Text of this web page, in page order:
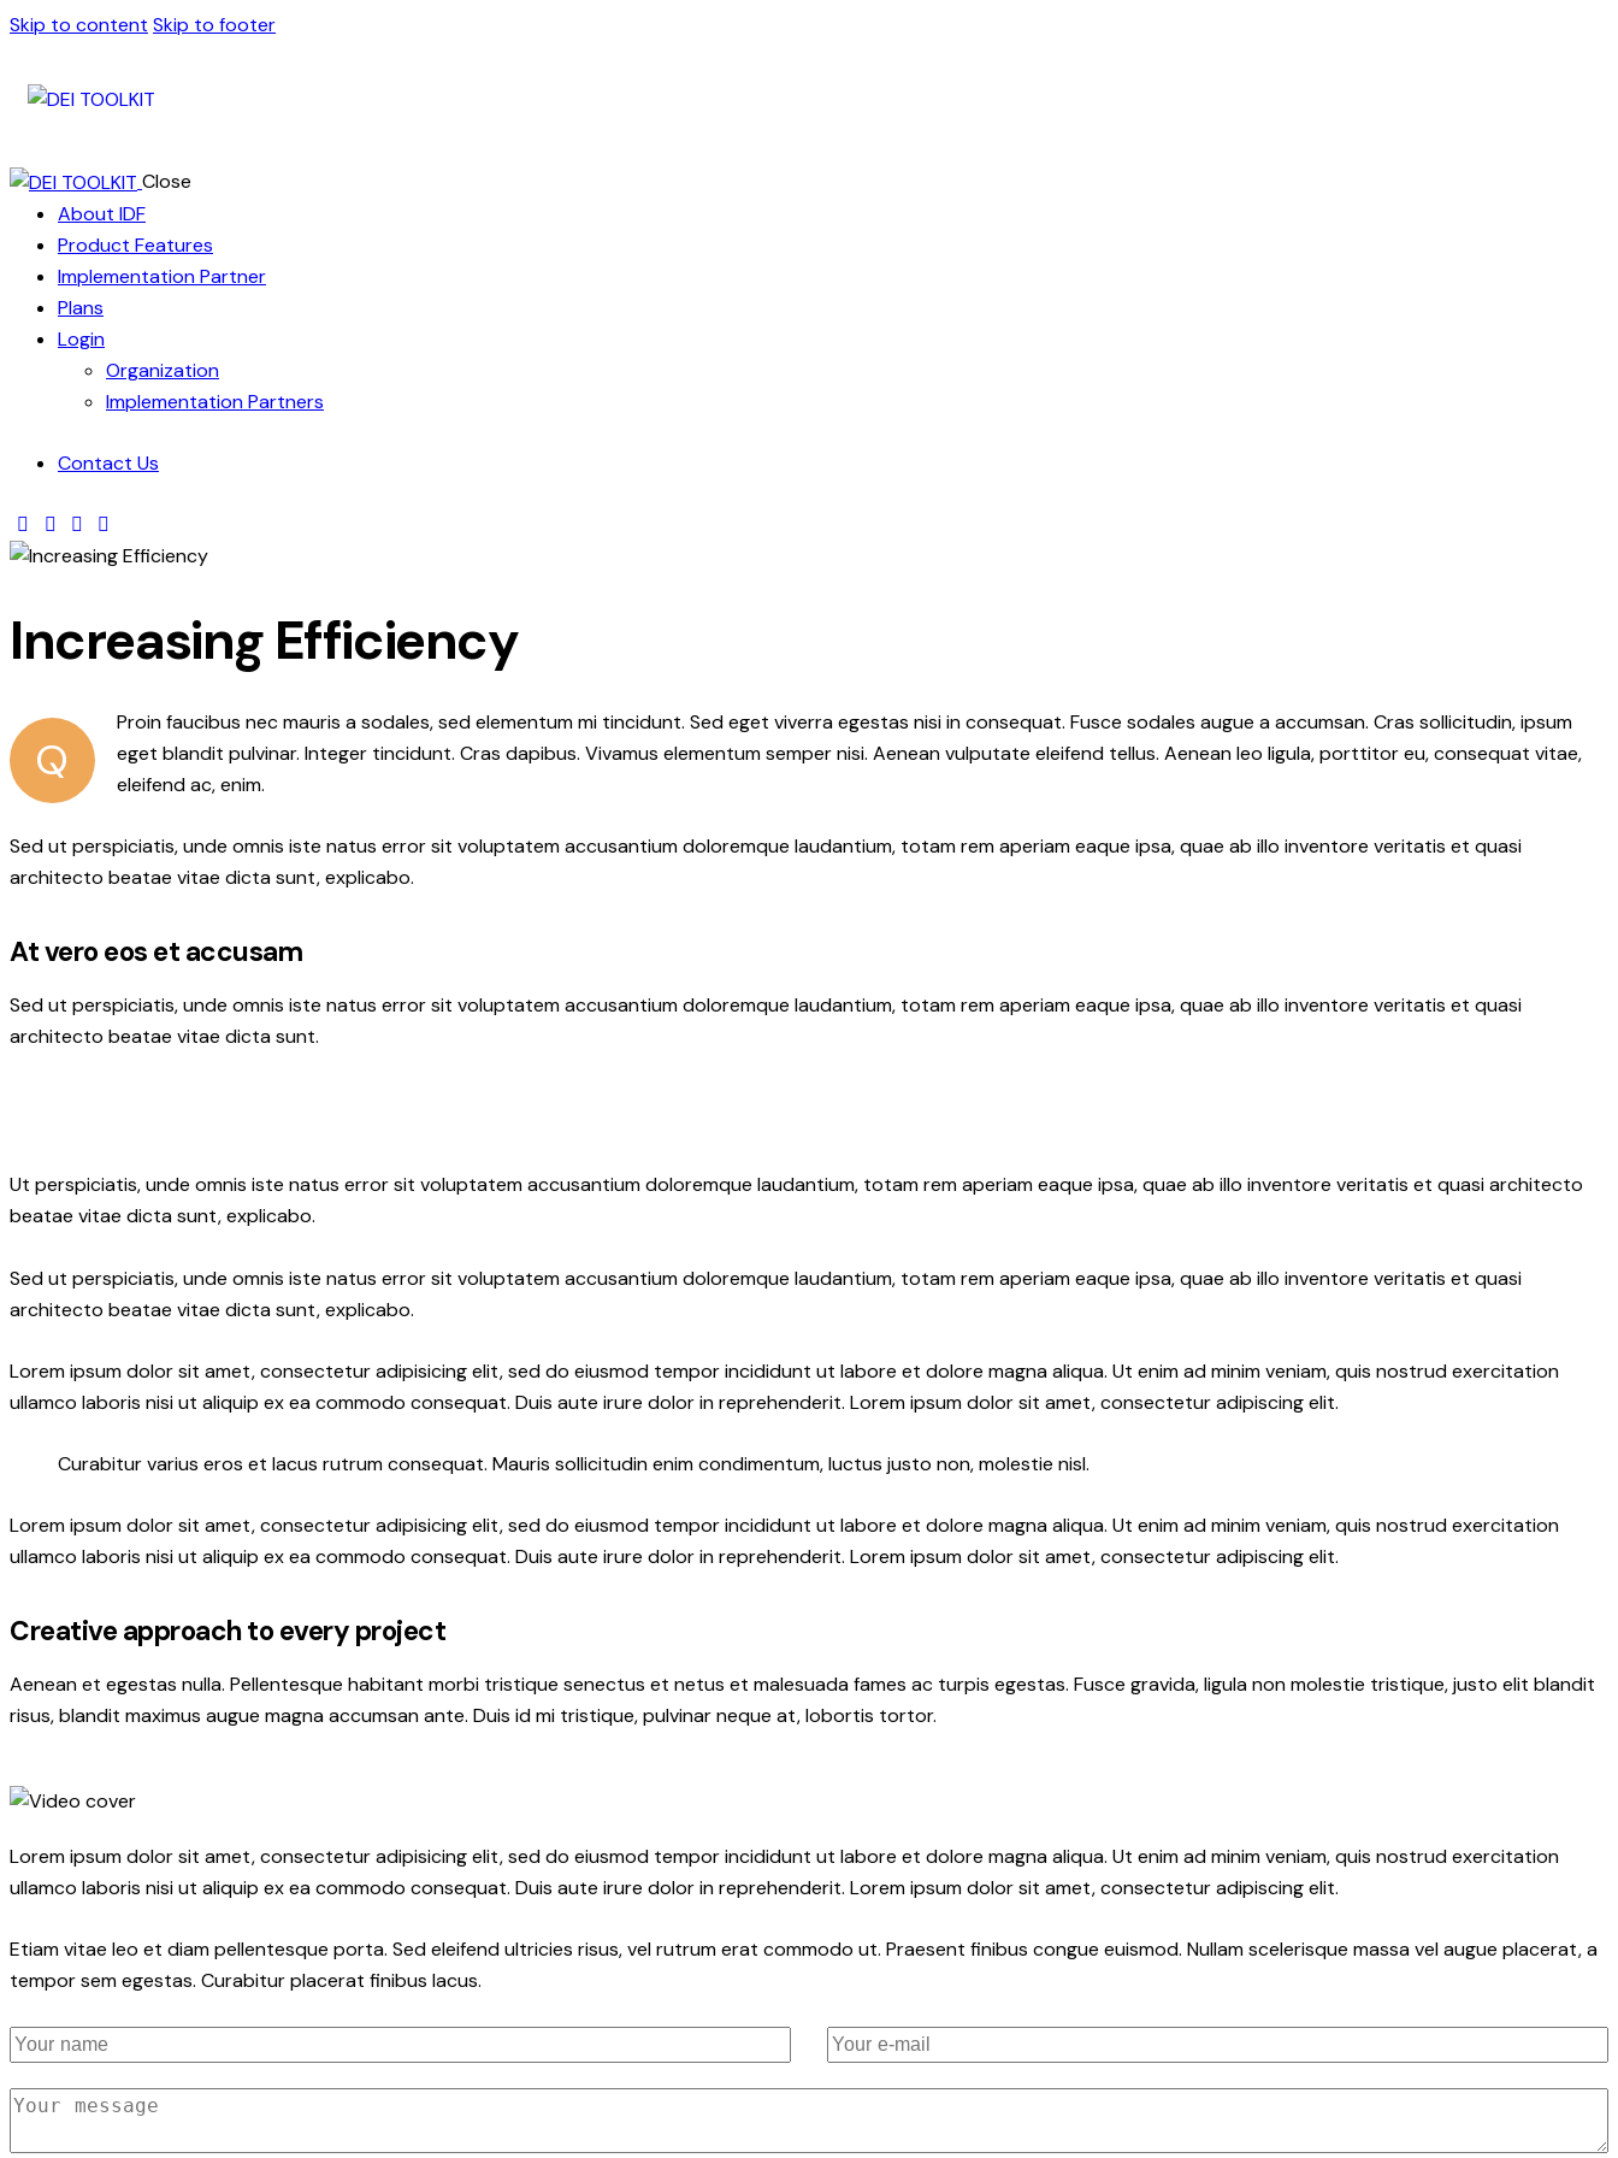
Skip to content Skip to footer
Close
About IDF
Product Features
Implementation Partner
Plans
Login
Organization
Implementation Partners
Contact Us
Increasing Efficiency
Q
Proin faucibus nec mauris a sodales, sed elementum mi tincidunt. Sed eget viverra egestas nisi in consequat. Fusce sodales augue a accumsan. Cras sollicitudin, ipsum
eget blandit pulvinar. Integer tincidunt. Cras dapibus. Vivamus elementum semper nisi. Aenean vulputate eleifend tellus. Aenean leo ligula, porttitor eu, consequat vitae,
eleifend ac, enim.
Sed ut perspiciatis, unde omnis iste natus error sit voluptatem accusantium doloremque laudantium, totam rem aperiam eaque ipsa, quae ab illo inventore veritatis et quasi
architecto beatae vitae dicta sunt, explicabo.
At vero eos et accusam
Sed ut perspiciatis, unde omnis iste natus error sit voluptatem accusantium doloremque laudantium, totam rem aperiam eaque ipsa, quae ab illo inventore veritatis et quasi
architecto beatae vitae dicta sunt.
Ut perspiciatis, unde omnis iste natus error sit voluptatem accusantium doloremque laudantium, totam rem aperiam eaque ipsa, quae ab illo inventore veritatis et quasi architecto
beatae vitae dicta sunt, explicabo.
Sed ut perspiciatis, unde omnis iste natus error sit voluptatem accusantium doloremque laudantium, totam rem aperiam eaque ipsa, quae ab illo inventore veritatis et quasi
architecto beatae vitae dicta sunt, explicabo.
Lorem ipsum dolor sit amet, consectetur adipisicing elit, sed do eiusmod tempor incididunt ut labore et dolore magna aliqua. Ut enim ad minim veniam, quis nostrud exercitation
ullamco laboris nisi ut aliquip ex ea commodo consequat. Duis aute irure dolor in reprehenderit. Lorem ipsum dolor sit amet, consectetur adipiscing elit.
Curabitur varius eros et lacus rutrum consequat. Mauris sollicitudin enim condimentum, luctus justo non, molestie nisl.
Lorem ipsum dolor sit amet, consectetur adipisicing elit, sed do eiusmod tempor incididunt ut labore et dolore magna aliqua. Ut enim ad minim veniam, quis nostrud exercitation
ullamco laboris nisi ut aliquip ex ea commodo consequat. Duis aute irure dolor in reprehenderit. Lorem ipsum dolor sit amet, consectetur adipiscing elit.
Creative approach to every project
Aenean et egestas nulla. Pellentesque habitant morbi tristique senectus et netus et malesuada fames ac turpis egestas. Fusce gravida, ligula non molestie tristique, justo elit blandit
risus, blandit maximus augue magna accumsan ante. Duis id mi tristique, pulvinar neque at, lobortis tortor.
Lorem ipsum dolor sit amet, consectetur adipisicing elit, sed do eiusmod tempor incididunt ut labore et dolore magna aliqua. Ut enim ad minim veniam, quis nostrud exercitation
ullamco laboris nisi ut aliquip ex ea commodo consequat. Duis aute irure dolor in reprehenderit. Lorem ipsum dolor sit amet, consectetur adipiscing elit.
Etiam vitae leo et diam pellentesque porta. Sed eleifend ultricies risus, vel rutrum erat commodo ut. Praesent finibus congue euismod. Nullam scelerisque massa vel augue placerat, a
tempor sem egestas. Curabitur placerat finibus lacus.